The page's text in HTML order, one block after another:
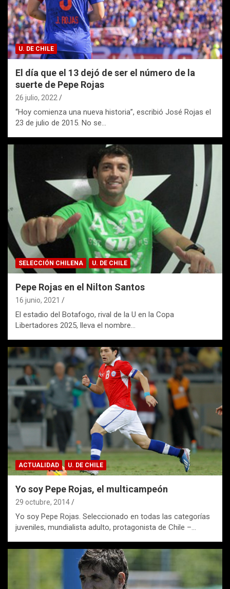
U. DE CHILE
El día que el 13 dejó de ser el número de la
suerte de Pepe Rojas
26 julio, 2022
“Hoy comienza una nueva historia”, escribió José Rojas el
23 de julio de 2015. No se…
SELECCIÓN CHILENA U. DE CHILE
Pepe Rojas en el Nilton Santos
16 junio, 2021
El estadio del Botafogo, rival de la U en la Copa
Libertadores 2025, lleva el nombre…
ACTUALIDAD U. DE CHILE
Yo soy Pepe Rojas, el multicampeón
29 octubre, 2014
Yo soy Pepe Rojas. Seleccionado en todas las categorías
juveniles, mundialista adulto, protagonista de Chile –…